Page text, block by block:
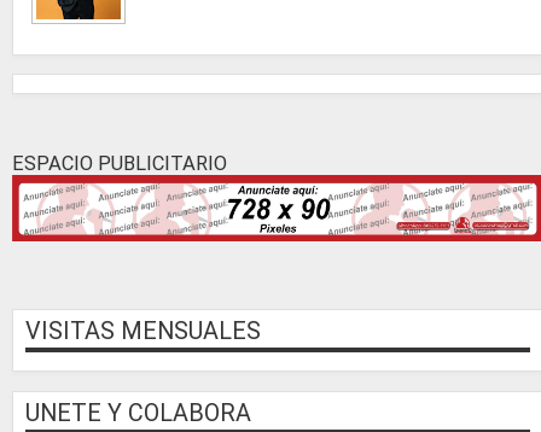
ESPACIO PUBLICITARIO
VISITAS MENSUALES
UNETE Y COLABORA